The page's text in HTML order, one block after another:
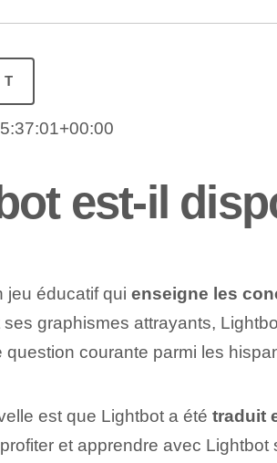
est-il
jeu éducatif qui enseigne les
ses graphismes attrayants,
question courante parmi les
est que Lightbot a été traduit
et apprendre avec